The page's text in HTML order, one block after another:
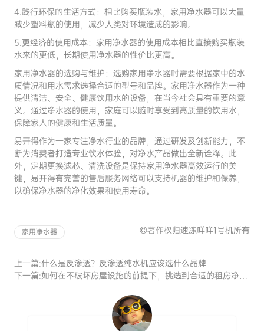
4.践行环保的生活方式：相比购买瓶装水，家用净水器可以大量
减少塑料瓶的使用，减少人类对环境造成的影响。
5.更经济的使用成本：家用净水器的使用成本相比直接购买瓶装
水来的更低，长期使用净水器的性价比更高。
家用净水器的选购与维护：选购家用净水器时需要根据家中的水
质情况和用水需求选择合适的型号和品牌。家用净水器作为一种
提供清洁、安全、健康饮用水的设备，在当今社会具有重要的意
义。通过净水器的使用，家庭可以随时享受到高质量的饮用水，
保障家人的健康和生活质量。
易开得作为一家专注净水行业的品牌，通过研发及创新能力，不
断为消费者打造专业饮水体验，对净水产品做出全新诠释。此
外，定期更换滤芯、清洗设备是保持家用净水器高效运行的关
键，易开得有完善的售后服务网络可以支持机器的维护和保养，
以确保净水器的净化效果和使用寿命。
家用净水器 ©著作权归速冻咩咩1号机所有
上一篇:什么是反渗透？反渗透纯水机应该选什么品牌
下一篇:如何在不破坏房屋设施的前提下，挑选到合适的租房净水器